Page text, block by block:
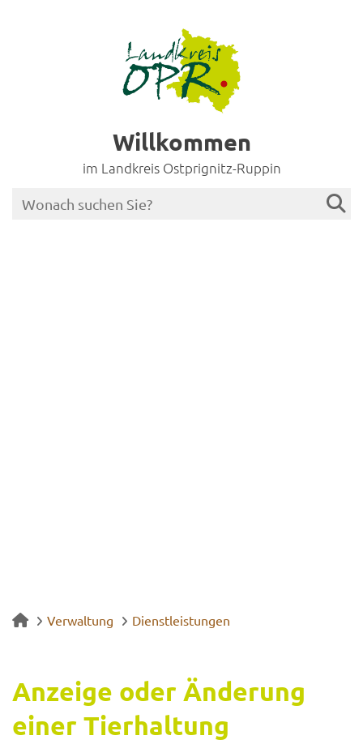
Willkommen
im Landkreis Ostprignitz-Ruppin
Verwaltung Dienstleistungen
An­zei­ge oder Än­de­rung
einer Tier­hal­tung